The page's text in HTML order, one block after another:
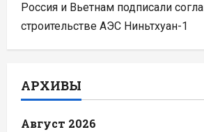
Россия и Вьетнам подписали
строительстве АЭС Ниньтхуан-1
АРХИВЫ
Август 2026